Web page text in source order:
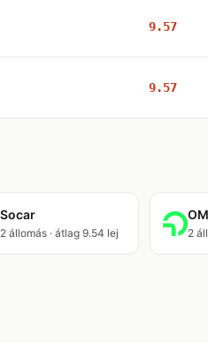
9.57
9.57
Socar
2 állomás · átlag 9.54 lej 2